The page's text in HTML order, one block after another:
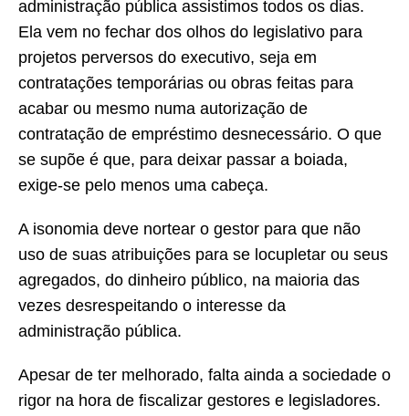
administração pública assistimos todos os dias.
Ela vem no fechar dos olhos do legislativo para
projetos perversos do executivo, seja em
contratações temporárias ou obras feitas para
acabar ou mesmo numa autorização de
contratação de empréstimo desnecessário. O que
se supõe é que, para deixar passar a boiada,
exige-se pelo menos uma cabeça.
A isonomia deve nortear o gestor para que não
uso de suas atribuições para se locupletar ou seus
agregados, do dinheiro público, na maioria das
vezes desrespeitando o interesse da
administração pública.
Apesar de ter melhorado, falta ainda a sociedade o
rigor na hora de fiscalizar gestores e legisladores.